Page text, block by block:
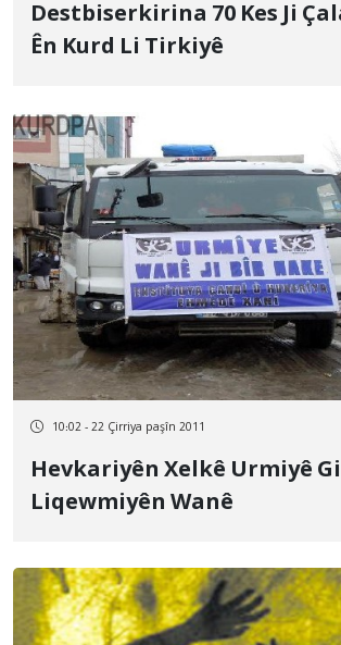
Destbiserkirina 70 Kes Ji
Ên Kurd Li Tirkiyê
10:02 - 22 Çirriya paşîn 2011
Hevkariyên Xelkê Urmiyê
Liqewmiyên Wanê